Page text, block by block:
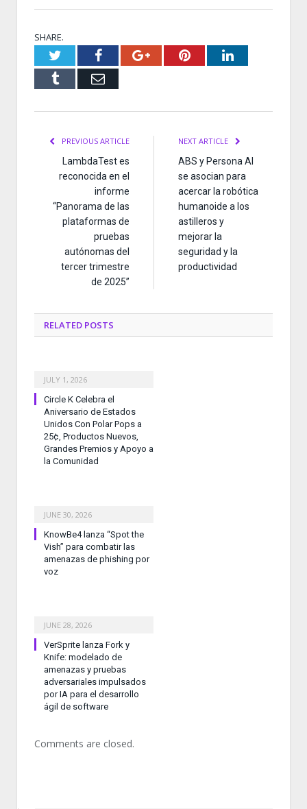
SHARE.
TwitterFacebookGoogle+PinterestLinkedIn
Tumblr Email
PREVIOUS ARTICLE
LambdaTest es
reconocida en el
informe
“Panorama de las
plataformas de
pruebas
autónomas del
tercer trimestre
de 2025”
NEXT ARTICLE
ABS y Persona AI
se asocian para
acercar la robótica
humanoide a los
astilleros y
mejorar la
seguridad y la
productividad
RELATED POSTS
JULY 1, 2026
Circle K Celebra el
Aniversario de Estados
Unidos Con Polar Pops a
25¢, Productos Nuevos,
Grandes Premios y Apoyo a
la Comunidad
JUNE 30, 2026
KnowBe4 lanza “Spot the
Vish” para combatir las
amenazas de phishing por
voz
JUNE 28, 2026
VerSprite lanza Fork y
Knife: modelado de
amenazas y pruebas
adversariales impulsados
por IA para el desarrollo
ágil de software
Comments are closed.